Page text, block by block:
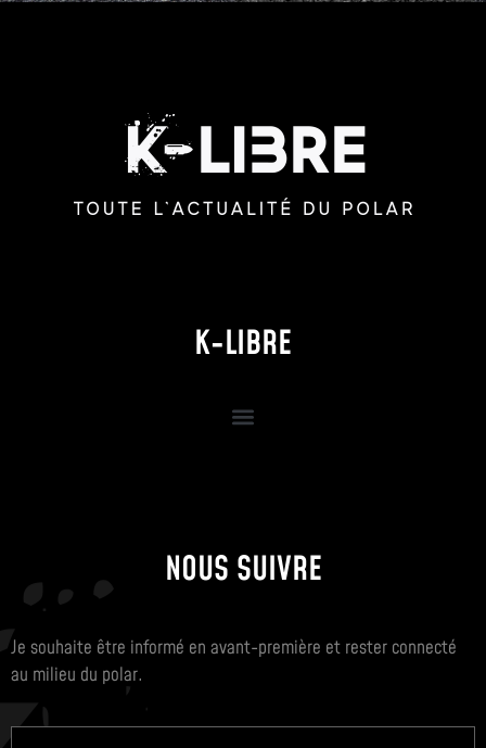
K-LIBRE
NOUS SUIVRE
Je souhaite être informé en avant-première et rester connecté
au milieu du polar.